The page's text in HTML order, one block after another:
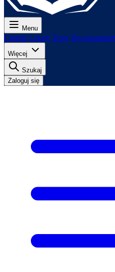
Menu
Cennik Lekcje Testy Do
Więcej
Szukaj
Zaloguj się